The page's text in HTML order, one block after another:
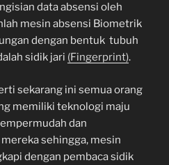
data absensi oleh
mesin absensi Biometrik
dengan bentuk tubuh
sidik jari (Fingerprint).
sekarang ini semua orang
memiliki teknologi maju
dan
sehingga, mesin
dengan pembaca sidik